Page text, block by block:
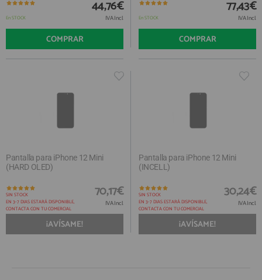
GUÍA DE COMPRA
912 477 744
Lunes a Viernes 09:30h a 20:00h
REGISTRO PROFESIONAL
En STOCK
44,76€
IVA Incl.
COMPRAR
En STOCK
77,43€
IVA Incl.
COMPRAR
Pantalla para iPhone 12 Mini
(HARD OLED)
SIN STOCK
EN 3-7 DIAS ESTARÁ DISPONIBLE,
CONTACTA CON TU COMERCIAL
70,17€
IVA Incl.
¡AVÍSAME!
Pantalla para iPhone 12 Mini
(INCELL)
SIN STOCK
EN 3-7 DIAS ESTARÁ DISPONIBLE,
CONTACTA CON TU COMERCIAL
30,24€
IVA Incl.
¡AVÍSAME!